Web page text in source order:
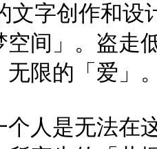
字创作和设
空间」。盗走
无限的「爱」
个人是无法在